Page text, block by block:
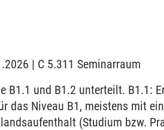
| C 5.311 Seminarraum
B1.1 und B1.2 unterteilt. B1.1:
das Niveau B1, meistens mit
(Studium bzw.